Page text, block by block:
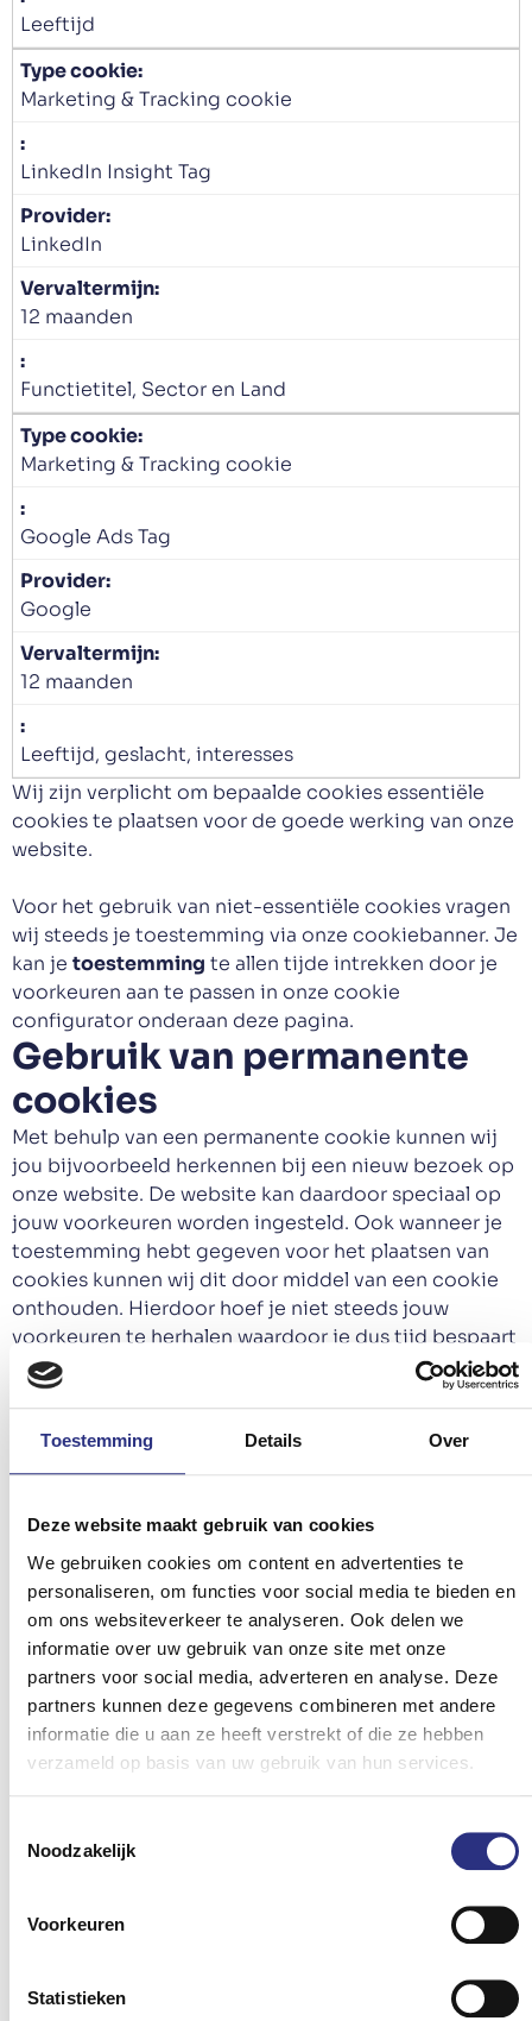
Toestemming Details Over
Deze website maakt gebruik van cookies
We gebruiken cookies om content en advertenties te
personaliseren, om functies voor social media te bieden en
om ons websiteverkeer te analyseren. Ook delen we
informatie over uw gebruik van onze site met onze
partners voor social media, adverteren en analyse. Deze
partners kunnen deze gegevens combineren met andere
informatie die u aan ze heeft verstrekt of die ze hebben
verzameld op basis van uw gebruik van hun services.
Noodzakelijk
Voorkeuren
Statistieken
Leeftijd
Marketing & Tracking cookie
LinkedIn Insight Tag
LinkedIn
12 maanden
Functietitel, Sector en Land
Marketing & Tracking cookie
Google Ads Tag
Google
12 maanden
Leeftijd, geslacht, interesses
Wij zijn verplicht om bepaalde cookies essentiële
cookies te plaatsen voor de goede werking van onze
website.
Voor het gebruik van niet-essentiële cookies vragen
wij steeds je toestemming via onze cookiebanner. Je
kan je toestemming te allen tijde intrekken door je
voorkeuren aan te passen in onze cookie
configurator onderaan deze pagina.
Gebruik van permanente
cookies
Met behulp van een permanente cookie kunnen wij
jou bijvoorbeeld herkennen bij een nieuw bezoek op
onze website. De website kan daardoor speciaal op
jouw voorkeuren worden ingesteld. Ook wanneer je
toestemming hebt gegeven voor het plaatsen van
cookies kunnen wij dit door middel van een cookie
onthouden. Hierdoor hoef je niet steeds jouw
voorkeuren te herhalen waardoor je dus tijd bespaart
en een prettiger gebruik van onze website kunt
maken. Permanente cookies kan je verwijderen via de
Tracking cookies van
Met jouw toestemming plaatsen wij een cookie op
jouw apparatuur, welke kan worden opgevraagd
zodra je een website uit ons netwerk bezoekt.
Hierdoor kunnen wij te weten komen dat je naast
onze website ook op de betreffende andere
website(s) uit ons netwerk bent geweest, en kunnen
wij je persoonlijke interesses afleiden. Het daardoor
opgebouwde profiel is gekoppeld aan je IP-adres,
maar niet aan jouw naam, adres, e-mailadres en
deze zo veel mogelijk relevant voor je zijn.
adverteerders (3rd party
Met jouw toestemming kunnen onze adverteerders